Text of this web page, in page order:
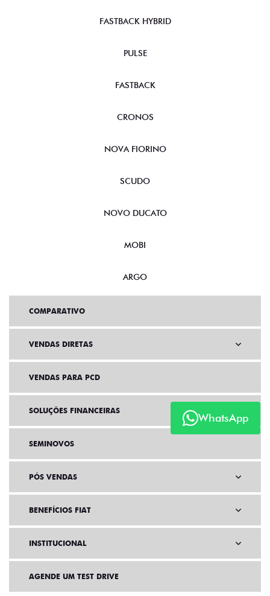
WhatsApp
FASTBACK HYBRID
PULSE
FASTBACK
CRONOS
NOVA FIORINO
SCUDO
NOVO DUCATO
MOBI
ARGO
COMPARATIVO
VENDAS DIRETAS
VENDAS PARA PCD
SOLUÇÕES FINANCEIRAS
SEMINOVOS
PÓS VENDAS
BENEFÍCIOS FIAT
INSTITUCIONAL
AGENDE UM TEST DRIVE